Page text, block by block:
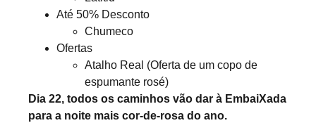
Até 50% Desconto
Chumeco
Ofertas
Atalho Real (Oferta de um copo de
espumante rosé)
Dia 22, todos os caminhos vão dar à EmbaiXada
para a noite mais cor-de-rosa do ano.